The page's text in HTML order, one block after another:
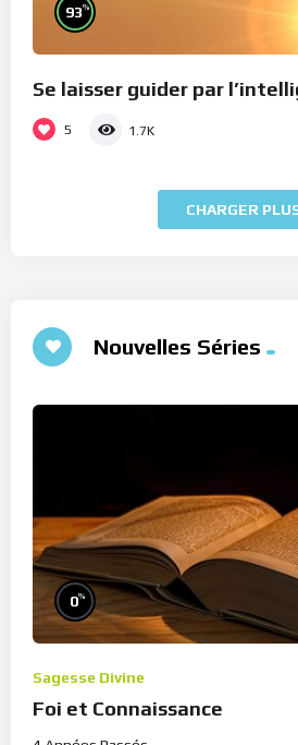
93%
Se laisser guider par
5 1.7K
CHARGER
Nouvelles Séries
0%
Sagesse Divine
Foi et Connaissance